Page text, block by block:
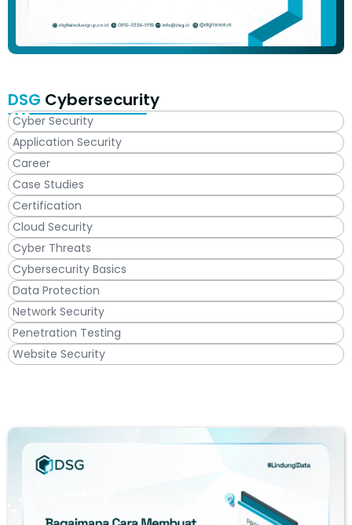
DSG Cybersecurity
Cyber Security
Application Security
Career
Case Studies
Certification
Cloud Security
Cyber Threats
Cybersecurity Basics
Data Protection
Network Security
Penetration Testing
Website Security